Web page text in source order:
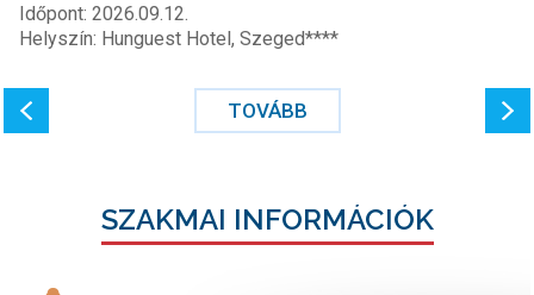
Időpont: 2026.09.12.
Helyszín: Hunguest Hotel, Szeged****
TOVÁBB
SZAKMAI INFORMÁCIÓK